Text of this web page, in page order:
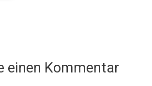
einen Kommentar